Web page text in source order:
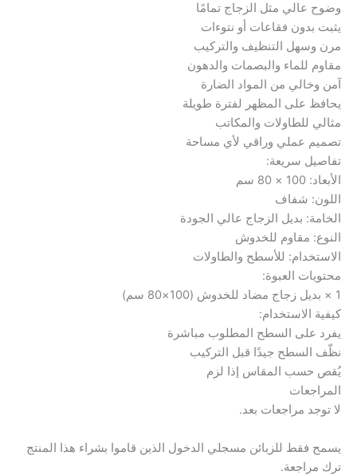
وضوح عالي مثل الزجاج تمامًا
يثبت بدون فقاعات أو نتوءات
مرن وسهل التنظيف والتركيب
مقاوم للماء والبصمات والدهون
آمن وخالي من المواد الضارة
يحافظ على المظهر لفترة طويلة
مثالي للطاولات والمكاتب
تصميم عملي وراقي لأي مساحة
تفاصيل سريعة:
الأبعاد: 100 × 80 سم
اللون: شفاف
الخامة: بديل الزجاج عالي الجودة
النوع: مقاوم للخدوش
الاستخدام: للأسطح والطاولات
محتويات العبوة:
1 × بديل زجاج مضاد للخدوش (100×80 سم)
كيفية الاستخدام:
يفرد على السطح المطلوب مباشرة
نظّف السطح جيدًا قبل التركيب
يُقص حسب المقاس إذا لزم
المراجعات
لا توجد مراجعات بعد.
يسمح فقط للزبائن مسجلي الدخول الذين قاموا بشراء هذا المنتج
ترك مراجعة.